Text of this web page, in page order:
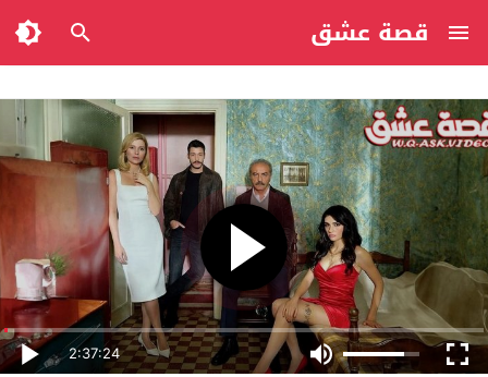
قصة عشق
2:37:24